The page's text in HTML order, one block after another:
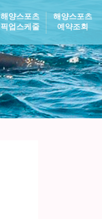
해양스포츠
픽업스케줄
해양스포츠
예약조회